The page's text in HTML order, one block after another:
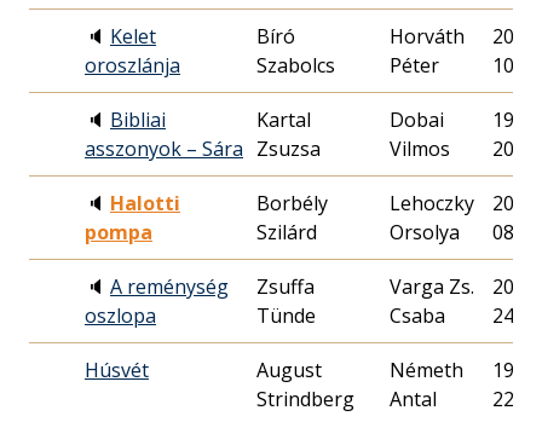
🔈 Kelet
oroszlánja
Bíró
Szabolcs
Horváth
Péter
10.
🔈 Bibliai
asszonyok – Sára
Kartal
Zsuzsa
Dobai
Vilmos
20.
🔈 Halotti
pompa
Borbély
Szilárd
Lehoczky
Orsolya
08.
🔈 A reménység
oszlopa
Zsuffa
Tünde
Varga Zs.
Csaba
24.
Húsvét
August
Strindberg
Németh
Antal
22.